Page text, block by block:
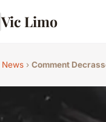
Vic Limo
News › Comment